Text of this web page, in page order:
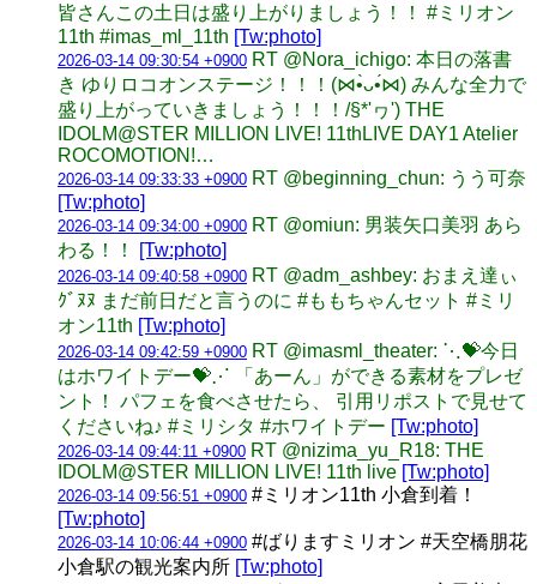
皆さんこの土日は盛り上がりましょう！！ #ミリオン
11th #imas_ml_11th [Tw:photo]
2026-03-14 09:30:54 +0900 RT @Nora_ichigo: 本日の落書
き ゆりロコオンステージ！！！(⋈•̀ᴗ•́⋈) みんな全力で
盛り上がっていきましょう！！！/§*'ヮ') THE
IDOLM@STER MILLION LIVE! 11thLIVE DAY1 Atelier
ROCOMOTION!…
2026-03-14 09:33:33 +0900 RT @beginning_chun: うう可奈
[Tw:photo]
2026-03-14 09:34:00 +0900 RT @omiun: 男装矢口美羽 あら
わる！！
[Tw:photo]
2026-03-14 09:40:58 +0900 RT @adm_ashbey: おまえ達ぃ
ｸﾞﾇﾇ まだ前日だと言うのに #ももちゃんセット #ミリ
オン11th [Tw:photo]
2026-03-14 09:42:59 +0900 RT @imasml_theater: ⋱💝今日
はホワイトデー💝⋰​ 「あーん」ができる素材をプレゼ
ント！​ パフェを食べさせたら、​ 引用リポストで見せて
くださいね♪​ ​#ミリシタ #ホワイトデー [Tw:photo]
2026-03-14 09:44:11 +0900 RT @nizima_yu_R18: THE
IDOLM@STER MILLION LIVE! 11th live [Tw:photo]
2026-03-14 09:56:51 +0900 #ミリオン11th 小倉到着！
[Tw:photo]
2026-03-14 10:06:44 +0900 #ばりますミリオン #天空橋朋花
小倉駅の観光案内所 [Tw:photo]